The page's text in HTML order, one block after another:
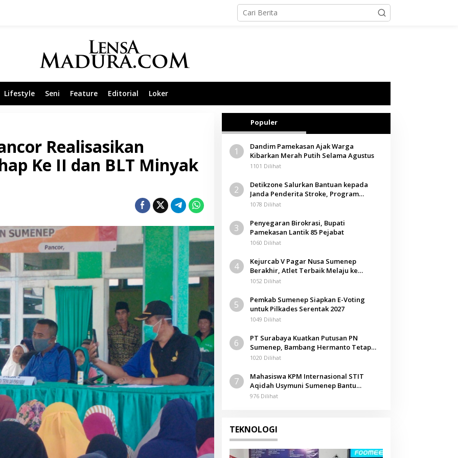
Lifestyle Seni Feature Editorial Loker
Realisasikan
Ke II dan BLT Minyak
Populer
1
Dandim Pamekasan Ajak Warga
Kibarkan Merah Putih Selama Agustus
1101 Dilihat
2
Detikzone Salurkan Bantuan kepada
Janda Penderita Stroke, Program
Berbagi Masuki Hari ke-61
1078 Dilihat
3
Penyegaran Birokrasi, Bupati
Pamekasan Lantik 85 Pejabat
1060 Dilihat
4
Kejurcab V Pagar Nusa Sumenep
Berakhir, Atlet Terbaik Melaju ke
Kejurwil Jatim
1052 Dilihat
5
Pemkab Sumenep Siapkan E-Voting
untuk Pilkades Serentak 2027
1049 Dilihat
6
PT Surabaya Kuatkan Putusan PN
Sumenep, Bambang Hermanto Tetap
Dinyatakan Pemilik Sah Tanah di
1020 Dilihat
7
Mahasiswa KPM Internasional STIT
Aqidah Usymuni Sumenep Bantu
Pengurusan Jenazah WNI di Malaysia
976 Dilihat
TEKNOLOGI